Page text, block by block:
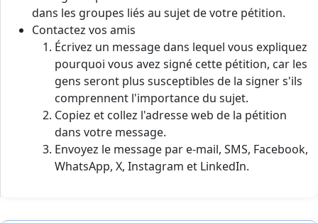
dans les groupes liés au sujet de votre pétition.
Contactez vos amis
Écrivez un message dans lequel vous expliquez
pourquoi vous avez signé cette pétition, car les
gens seront plus susceptibles de la signer s'ils
comprennent l'importance du sujet.
Copiez et collez l'adresse web de la pétition
dans votre message.
Envoyez le message par e-mail, SMS, Facebook,
WhatsApp, X, Instagram et LinkedIn.